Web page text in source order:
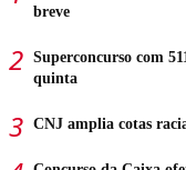
breve
Superconcurso com
quinta
CNJ amplia cotas